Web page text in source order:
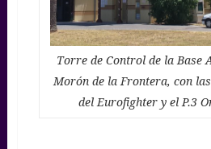
Torre de Control de la Base
Morón de la Frontera, con
del Eurofighter y el P.3